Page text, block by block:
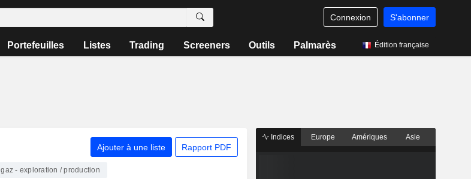
Connexion S'abonner
Portefeuilles Listes Trading Screeners Outils Palmarès Édition française
Ajouter à une liste Rapport PDF
gaz - exploration / production
Indices Europe Amériques Asie